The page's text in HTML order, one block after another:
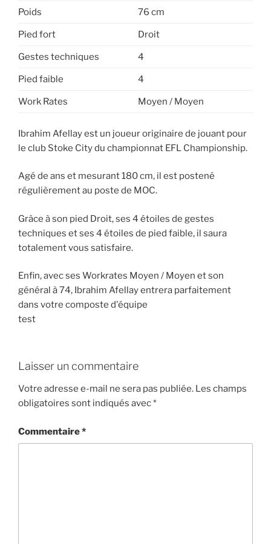
Poids 76 cm
Pied fort Droit
Gestes techniques 4
Pied faible 4
Work Rates Moyen / Moyen
Ibrahim Afellay est un joueur originaire de jouant pour
le club Stoke City du championnat EFL Championship.
Agé de ans et mesurant 180 cm, il est postené
régulièrement au poste de MOC.
Grâce à son pied Droit, ses 4 étoiles de gestes
techniques et ses 4 étoiles de pied faible, il saura
totalement vous satisfaire.
Enfin, avec ses Workrates Moyen / Moyen et son
général à 74, Ibrahim Afellay entrera parfaitement
dans votre composte d'équipe
test
Laisser un commentaire
Votre adresse e-mail ne sera pas publiée. Les champs
obligatoires sont indiqués avec*
Commentaire*